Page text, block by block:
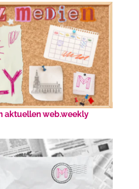
aktuellen web.weekly